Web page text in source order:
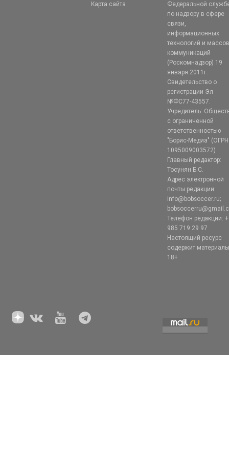
Карта сайта
Федеральной
по надзору в сфере
связи,
информационных
технологий и
коммуникаций
(Роскомнадзор) 19
января 2011г.
Свидетельство о
регистрации Эл
№ФС77-43557.
Учредитель:
с ограниченной
ответственностью
"Борис-Медиа" (ОГРН
1095009003572)
Главный редактор:
Тосунян Б.С.
Адрес электронной
почты редакции:
info@bobsoccer.ru;
Телефон редакции:
985 719 29 97
Настоящий ресурс
содержит
18+